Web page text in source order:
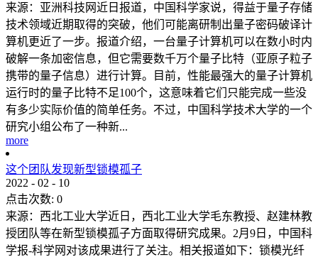
来源：亚洲科技网近日报道，中国科学家说，得益于量子存储
技术领域近期取得的突破，他们可能离研制出量子密码破译计
算机更近了一步。报道介绍，一台量子计算机可以在数小时内
破解一条加密信息，但它需要数千万个量子比特（亚原子粒子
携带的量子信息）进行计算。目前，性能最强大的量子计算机
运行时的量子比特不足100个，这意味着它们只能完成一些没
有多少实际价值的简单任务。不过，中国科学技术大学的一个
研究小组公布了一种新...
more
这个团队发现新型锁模孤子
2022 - 02 - 10
点击次数: 0
来源：西北工业大学近日，西北工业大学毛东教授、赵建林教
授团队等在新型锁模孤子方面取得研究成果。2月9日，中国科
学报-科学网对该成果进行了关注。相关报道如下：锁模光纤